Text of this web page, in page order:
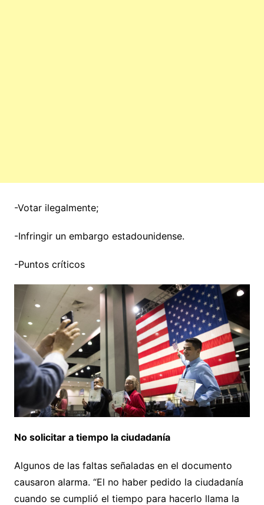
-Votar ilegalmente;
-Infringir un embargo estadounidense.
-Puntos críticos
No solicitar a tiempo la ciudadanía
Algunos de las faltas señaladas en el documento
causaron alarma. “El no haber pedido la ciudadanía
cuando se cumplió el tiempo para hacerlo llama la